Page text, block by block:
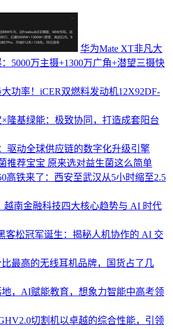
华为Mate XT非凡大
5000万主摄+1300万广角+潜望三摄快
功率！iCER双燃料发动机12X92DF-
隆基绿能：极致协同，打造成套阳台
驱动全球供应链的数字化升级引擎
推荐宝宝 原来选对益生菌这么简单
高铁来了：西安至武汉从5小时缩至2.5
越南金融科技四大核心趋势与 AI 时代
客松冠军诞生：揭秘人机协作的 AI 交
比最高的无线耳机品牌，国货占了几
，AI赋能教育，想象力智能中高考领
切割机以卓越的综合性能，引领